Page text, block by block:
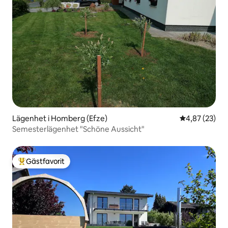
Lägenhet i Homberg (Efze) 4,87 av 5 i
4,87 (23)
Semesterlägenhet "Schöne Aussicht"
Populär gästfavorit
Gästfavorit